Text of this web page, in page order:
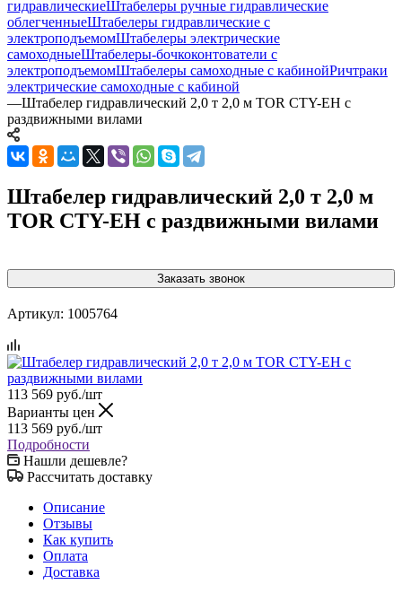
гидравлическиеШтабелеры ручные гидравлические
облегченныеШтабелеры гидравлические c
электроподъемомШтабелеры электрические
самоходныеШтабелеры-бочкоконтователи с
электроподъемомШтабелеры самоходные с кабинойРичтраки
электрические самоходные с кабиной
—Штабелер гидравлический 2,0 т 2,0 м TOR CTY-EH с
раздвижными вилами
Штабелер гидравлический 2,0 т 2,0 м
TOR CTY-EH с раздвижными вилами
Заказать звонок
Артикул: 1005764
113 569 руб./шт
Варианты цен
113 569 руб./шт
Подробности
Нашли дешевле?
Рассчитать доставку
Описание
Отзывы
Как купить
Оплата
Доставка